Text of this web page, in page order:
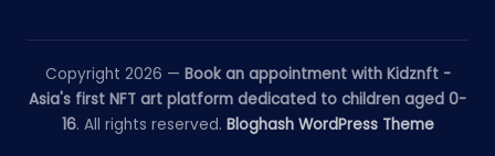
Copyright 2026 — Book an appointment with Kidznft -
Asia's first NFT art platform dedicated to children aged 0-
16. All rights reserved. Bloghash WordPress Theme